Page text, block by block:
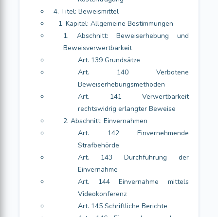
4. Titel: Beweismittel
1. Kapitel: Allgemeine Bestimmungen
1. Abschnitt: Beweiserhebung und
Beweisverwertbarkeit
Art. 139 Grundsätze
Art. 140 Verbotene
Beweiserhebungsmethoden
Art. 141 Verwertbarkeit
rechtswidrig erlangter Beweise
2. Abschnitt: Einvernahmen
Art. 142 Einvernehmende
Strafbehörde
Art. 143 Durchführung der
Einvernahme
Art. 144 Einvernahme mittels
Videokonferenz
Art. 145 Schriftliche Berichte